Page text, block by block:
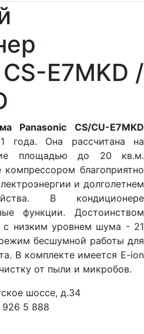
E7MKD /
Panasonic CS/CU-E7MKD
года. Она рассчитана на
площадью до 20 кв.м.
компрессором благоприятно
и долголетнем
В кондиционере
функции. Достоинством
с низким уровнем шума - 21
бесшумной работы для
В комплекте имеется E-ion
от пыли и микробов.
шоссе, д.34
926 5 888